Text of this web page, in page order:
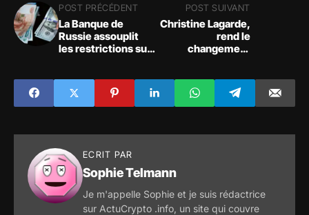
POST PRÉCÉDENT
La Banque de
Russie assouplit
les restrictions sur
dollars et en euros
POST SUIVANT
Christine Lagarde,
rend le
changement
l'inflation en
Europe
ECRIT PAR
Sophie Telmann
Je m'appelle Sophie et je suis rédactrice
sur ActuCrypto .info, un site qui couvre